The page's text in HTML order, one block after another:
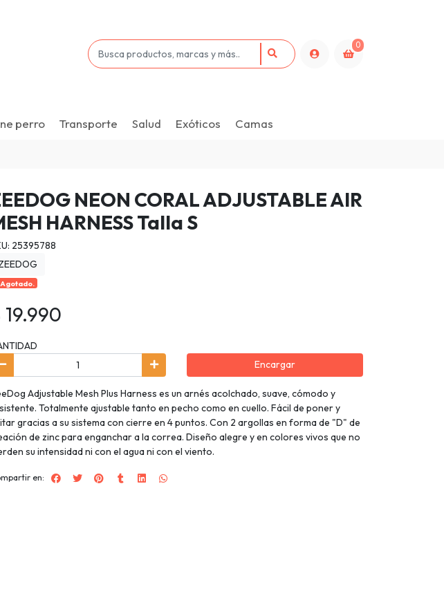
0
perro Transporte Salud Exóticos Camas
NEON CORAL ADJUSTABLE AIR
HARNESS Talla S
25395788
Agotado.
19.990
Encargar
Adjustable Mesh Plus Harness es un arnés acolchado, suave, cómodo y
Totalmente ajustable tanto en pecho como en cuello. Fácil de poner y
gracias a su sistema con cierre en 4 puntos. Con 2 argollas en forma de "D" de
de zinc para enganchar a la correa. Diseño alegre y en colores vivos que no
su intensidad ni con el agua ni con el viento.
en: